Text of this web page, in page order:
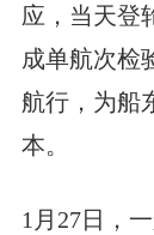
应，当天登
成单航次检
航行，为船
本。
1月27日，